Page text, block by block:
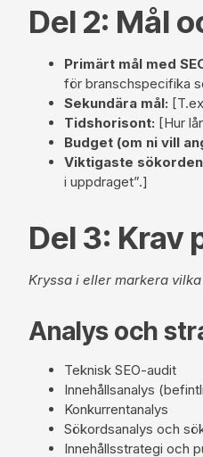
Del 2: Mål
Primärt mål med
för branschspecifika
Sekundära mål:
Tidshorisont: [Hur
Budget (om ni vill
Viktigaste sökorden
i uppdraget”.]
Del 3: Krav
Kryssa i eller markera
Analys och
Teknisk SEO-audit
Innehållsanalys
Konkurrentanalys
Sökordsanalys och
Innehållsstrategi och